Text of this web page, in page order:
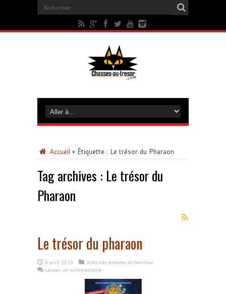
Accueil » Étiquette : Le trésor du Pharaon
Tag archives : Le trésor du
Pharaon
Le trésor du pharaon
4 avril 2013
Activités enfants et familles
Laisser un commentaire